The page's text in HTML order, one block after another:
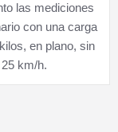
las mediciones
con una carga
en plano, sin
km/h.